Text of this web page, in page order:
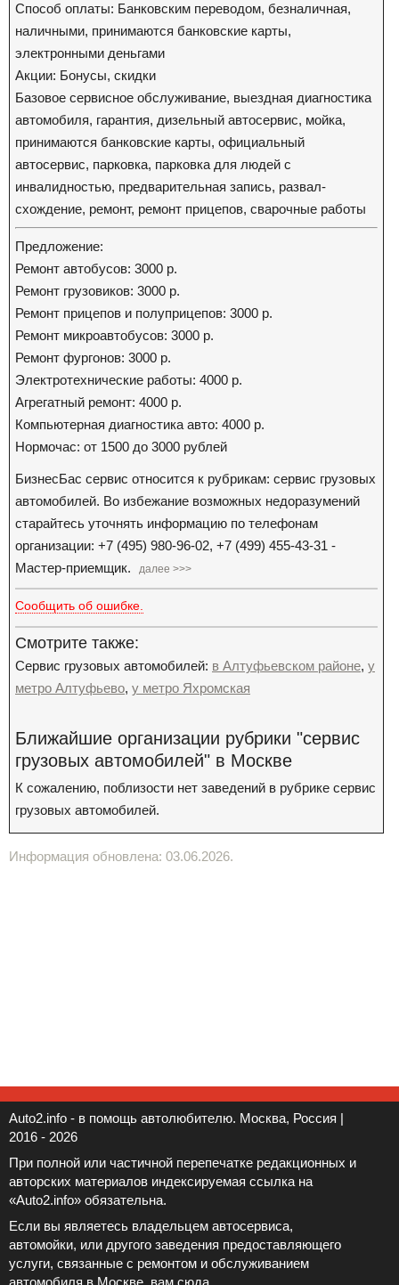
Способ оплаты: Банковским переводом, безналичная,
наличными, принимаются банковские карты,
электронными деньгами
Акции: Бонусы, скидки
Базовое сервисное обслуживание, выездная диагностика
автомобиля, гарантия, дизельный автосервис, мойка,
принимаются банковские карты, официальный
автосервис, парковка, парковка для людей с
инвалидностью, предварительная запись, развал-
схождение, ремонт, ремонт прицепов, сварочные работы
Предложение:
Ремонт автобусов: 3000 р.
Ремонт грузовиков: 3000 р.
Ремонт прицепов и полуприцепов: 3000 р.
Ремонт микроавтобусов: 3000 р.
Ремонт фургонов: 3000 р.
Электротехнические работы: 4000 р.
Агрегатный ремонт: 4000 р.
Компьютерная диагностика авто: 4000 р.
Нормочас: от 1500 до 3000 рублей
БизнесБас сервис относится к рубрикам: сервис грузовых
автомобилей. Во избежание возможных недоразумений
старайтесь уточнять информацию по телефонам
организации: +7 (495) 980-96-02, +7 (499) 455-43-31 -
Мастер-приемщик.
далее >>>
Сообщить об ошибке.
Смотрите также:
Сервис грузовых автомобилей: в Алтуфьевском районе, у
метро Алтуфьево, у метро Яхромская
Ближайшие организации рубрики "сервис
грузовых автомобилей" в Москве
К сожалению, поблизости нет заведений в рубрике сервис
грузовых автомобилей.
Информация обновлена: 03.06.2026.
Auto2.info - в помощь автолюбителю. Москва, Россия |
2016 - 2026
При полной или частичной перепечатке редакционных и
авторских материалов индексируемая ссылка на
«Auto2.info» обязательна.
Если вы являетесь владельцем автосервиса,
автомойки, или другого заведения предоставляющего
услуги, связанные с ремонтом и обслуживанием
автомобиля в Москве, вам сюда